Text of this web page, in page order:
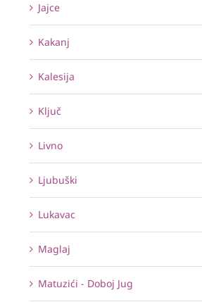
Jajce
Kakanj
Kalesija
Ključ
Livno
Ljubuški
Lukavac
Maglaj
Matuzići - Doboj Jug